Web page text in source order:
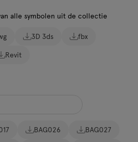
alle symbolen uit de collectie
3D 3ds
fbx
Revit
BAG026
BAG027